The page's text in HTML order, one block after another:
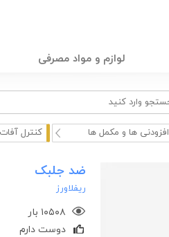
لوازم و مواد مصرفی
افزودنی ها و مکمل ها کنترل
ضد جلبک
ریفلاورز
۱۰۵۰۸ بار
دوست دارم